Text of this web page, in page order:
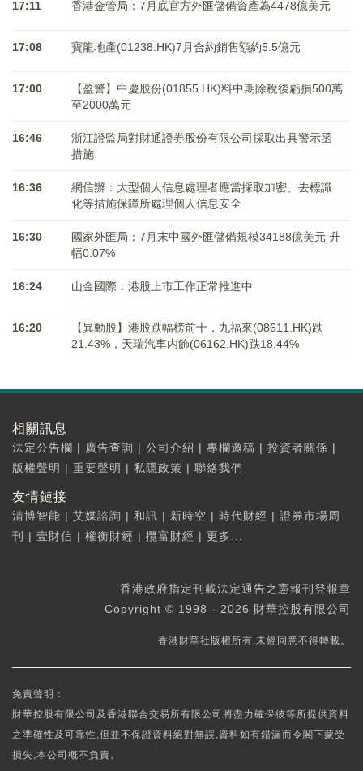
17:11 香港金管局：7月底官方外匯儲備資產為4478億美元
17:08 寶龍地產(01238.HK)7月合約銷售額約5.5億元
17:00
【盈警】中慶股份(01855.HK)料中期除稅後虧損500萬
至2000萬元
16:46
浙江證監局對財通證券股份有限公司採取出具警示函
措施
16:36
網信辦：大型個人信息處理者應當採取加密、去標識
化等措施保障所處理個人信息安全
16:30
國家外匯局：7月末中國外匯儲備規模34188億美元 升
幅0.07%
16:24 山金國際：港股上市工作正常推進中
16:20
【異動股】港股跌幅榜前十，九福來(08611.HK)跌
21.43%，天瑞汽車内飾(06162.HK)跌18.44%
相關訊息
法定公告欄 | 廣告查詢 | 公司介紹 | 專欄邀稿 | 投資者關係 |
版權聲明 | 重要聲明 | 私隱政策 | 聯絡我們
友情鏈接
清博智能 | 艾媒諮詢 | 和訊 | 新時空 | 時代財經 | 證券市場周
刊
| 壹財信 | 權衡財經 | 攬富財經 | 更多...
香港政府指定刊載法定通告之憲報刊登報章
Copyright © 1998 - 2026 財華控股有限公司
香港財華社版權所有,未經同意不得轉載。
免責聲明：
財華控股有限公司及香港聯合交易所有限公司將盡力確保彼等所提供資料
之準確性及可靠性,但並不保證資料絕對無誤,資料如有錯漏而令閣下蒙受
損失,本公司概不負責。